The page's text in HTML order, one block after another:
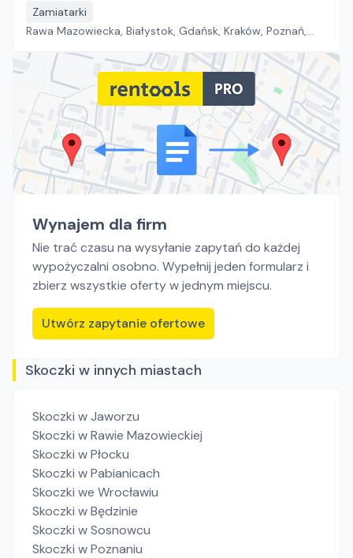
Zamiatarki
Rawa Mazowiecka, Białystok, Gdańsk, Kraków, Poznań,
Płock, Jawor, Pabianice, Suchy Las, Zielona Góra
Wynajem dla firm
Nie trać czasu na wysyłanie zapytań do każdej
wypożyczalni osobno. Wypełnij jeden formularz i
zbierz wszystkie oferty w jednym miejscu.
Utwórz zapytanie ofertowe
Skoczki w innych miastach
Skoczki w Jaworzu
Skoczki w Rawie Mazowieckiej
Skoczki w Płocku
Skoczki w Pabianicach
Skoczki we Wrocławiu
Skoczki w Będzinie
Skoczki w Sosnowcu
Skoczki w Poznaniu